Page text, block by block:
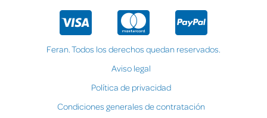
Feran. Todos los derechos quedan reservados.
Aviso legal
Política de privacidad
Condiciones generales de contratación